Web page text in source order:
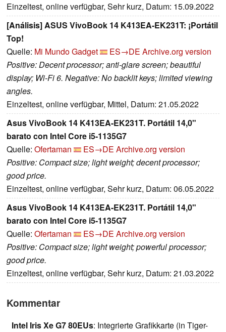
Einzeltest, online verfügbar, Sehr kurz, Datum: 15.09.2022
[Análisis] ASUS VivoBook 14 K413EA-EK231T: ¡Portátil
Top!
Quelle: Mi Mundo Gadget ES→DE Archive.org version
Positive: Decent processor; anti-glare screen; beautiful
display; Wi-Fi 6. Negative: No backlit keys; limited viewing
angles.
Einzeltest, online verfügbar, Mittel, Datum: 21.05.2022
Asus VivoBook 14 K413EA-EK231T. Portátil 14,0"
barato con Intel Core i5-1135G7
Quelle: Ofertaman ES→DE Archive.org version
Positive: Compact size; light weight; decent processor;
good price.
Einzeltest, online verfügbar, Sehr kurz, Datum: 06.05.2022
Asus VivoBook 14 K413EA-EK231T. Portátil 14,0"
barato con Intel Core i5-1135G7
Quelle: Ofertaman ES→DE Archive.org version
Positive: Compact size; light weight; powerful processor;
good price.
Einzeltest, online verfügbar, Sehr kurz, Datum: 21.03.2022
Kommentar
Intel Iris Xe G7 80EUs: Integrierte Grafikkarte (in Tiger-